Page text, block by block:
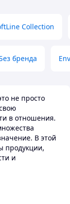
не просто
в отношения.
В этой
продукции,
и
Collection
бренда